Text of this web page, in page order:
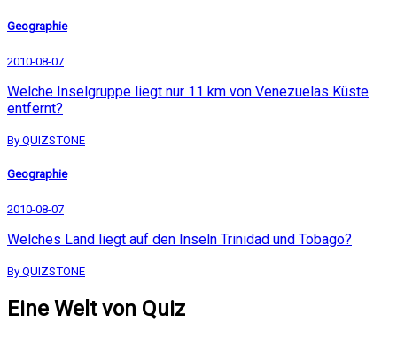
Geographie
2010-08-07
Welche Inselgruppe liegt nur 11 km von Venezuelas Küste
entfernt?
By QUIZSTONE
Geographie
2010-08-07
Welches Land liegt auf den Inseln Trinidad und Tobago?
By QUIZSTONE
Eine Welt von Quiz